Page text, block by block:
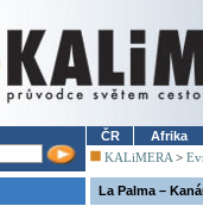
ČR Afrika
KALiMERA >
La Palma –